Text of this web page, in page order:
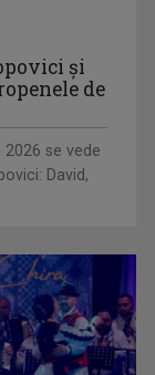
optimilor, în
și
de
se vede
David,